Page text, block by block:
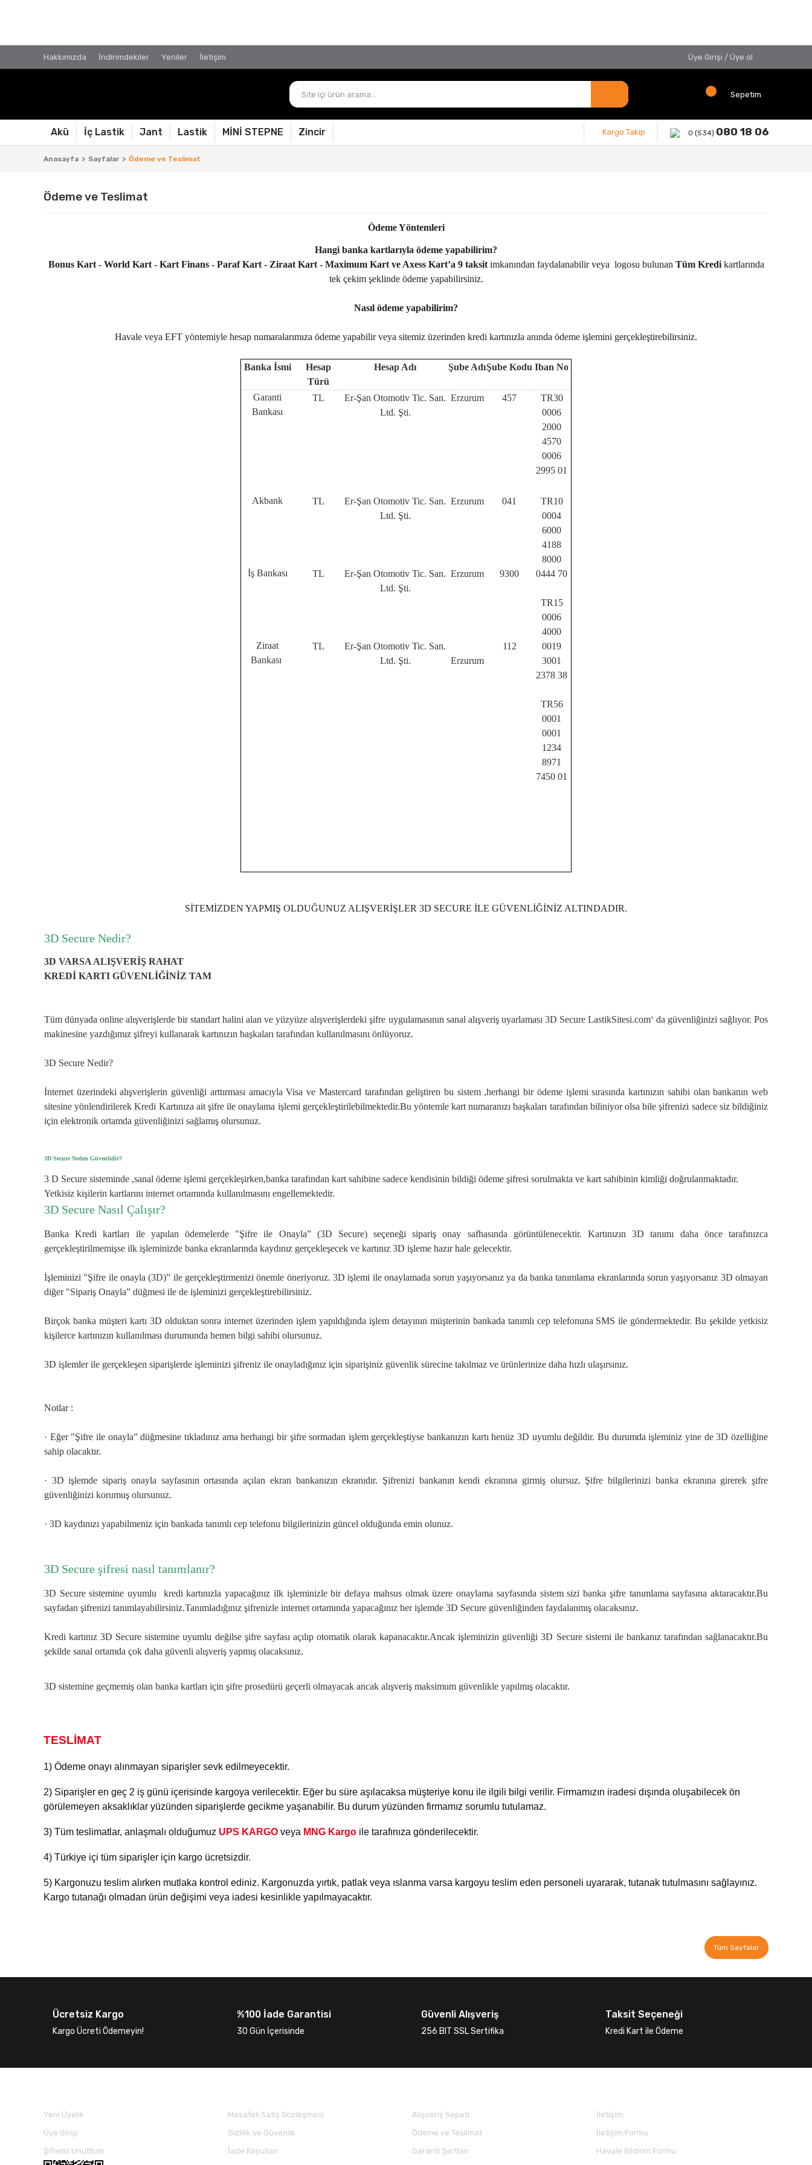
Hakkımızda İndirimdekiler Yeniler İletişim Üye Girişi / Üye ol
Sepetim
Akü İç Lastik Jant Lastik MİNİ STEPNE Zincir Kargo Takip 0 (534) 080 18 06
Anasayfa Sayfalar Ödeme ve Teslimat
Ödeme ve Teslimat
Ödeme Yöntemleri
Hangi banka kartlarıyla ödeme yapabilirim?
Bonus Kart - World Kart - Kart Finans - Paraf Kart - Ziraat Kart - Maximum Kart ve Axess Kart’a 9 taksitimkanından faydalanabilir veya logosu bulunan Tüm Kredikartlarında
tek çekim şeklinde ödeme yapabilirsiniz.
Nasıl ödeme yapabilirim?
Havale veya EFT yöntemiyle hesap numaralarımıza ödeme yapabilir veya sitemiz üzerinden kredi kartınızla anında ödeme işlemini gerçekleştirebilirsiniz.
Banka İsmi
Hesap
Türü
Hesap Adı Şube AdıŞube Kodu Iban No
Garanti
Bankası
TL
Er-Şan Otomotiv Tic. San.
Ltd. Şti.
Erzurum 457
TR30
0006
2000
4570
0006
2995 01
Akbank
İş Bankası
Ziraat
Bankası
TL
TL
TL
Er-Şan Otomotiv Tic. San.
Ltd. Şti.
Er-Şan Otomotiv Tic. San.
Ltd. Şti.
Er-Şan Otomotiv Tic. San.
Ltd. Şti.
Erzurum
Erzurum
Erzurum
041
9300
112
TR10
0004
6000
4188
8000
0444 70
TR15
0006
4000
0019
3001
2378 38
TR56
0001
0001
1234
8971
7450 01
SİTEMİZDEN YAPMIŞ OLDUĞUNUZ ALIŞVERİŞLER 3D SECURE İLE GÜVENLİĞİNİZ ALTINDADIR.
3D Secure Nedir?
3D VARSA ALIŞVERİŞ RAHAT
KREDİ KARTI GÜVENLİĞİNİZ TAM
Tüm dünyada online alışverişlerde bir standart halini alan ve yüzyüze alışverişlerdeki şifre uygulamasının sanal alışveriş uyarlaması 3D Secure LastikSitesi.com‘ da güvenliğinizi sağlıyor. Pos
makinesine yazdığımız şifreyi kullanarak kartınızın başkaları tarafından kullanılmasını önlüyoruz.
3D Secure Nedir?
İnternet üzerindeki alışverişlerin güvenliği arttırması amacıyla Visa ve Mastercard tarafından geliştiren bu sistem ,herhangi bir ödeme işlemi sırasında kartınızın sahibi olan bankanın web
sitesine yönlendirilerek Kredi Kartınıza ait şifre ile onaylama işlemi gerçekleştirilebilmektedir.Bu yöntemle kart numaranızı başkaları tarafından biliniyor olsa bile şifrenizi sadece siz bildiğiniz
için elektronik ortamda güvenliğinizi sağlamış olursunuz.
3D Secure Neden Güvenlidir?
3 D Secure sisteminde ,sanal ödeme işlemi gerçekleşirken,banka tarafından kart sahibine sadece kendisinin bildiği ödeme şifresi sorulmakta ve kart sahibinin kimliği doğrulanmaktadır.
Yetkisiz kişilerin kartlarını internet ortamında kullanılmasını engellemektedir.
3D Secure Nasıl Çalışır?
Banka Kredi kartları ile yapılan ödemelerde "Şifre ile Onayla” (3D Secure) seçeneği sipariş onay safhasında görüntülenecektir. Kartınızın 3D tanımı daha önce tarafınızca
gerçekleştirilmemişse ilk işleminizde banka ekranlarında kaydınız gerçekleşecek ve kartınız 3D işleme hazır hale gelecektir.
İşleminizi "Şifre ile onayla (3D)” ile gerçekleştirmenizi önemle öneriyoruz. 3D işlemi ile onaylamada sorun yaşıyorsanız ya da banka tanımlama ekranlarında sorun yaşıyorsanız 3D olmayan
diğer "Sipariş Onayla” düğmesi ile de işleminizi gerçekleştirebilirsiniz.
Birçok banka müşteri kartı 3D olduktan sonra internet üzerinden işlem yapıldığında işlem detayının müşterinin bankada tanımlı cep telefonuna SMS ile göndermektedir. Bu şekilde yetkisiz
kişilerce kartınızın kullanılması durumunda hemen bilgi sahibi olursunuz.
3D işlemler ile gerçekleşen siparişlerde işleminizi şifreniz ile onayladığınız için siparişiniz güvenlik sürecine takılmaz ve ürünlerinize daha hızlı ulaşırsınız.
Notlar :
· Eğer "Şifre ile onayla” düğmesine tıkladınız ama herhangi bir şifre sormadan işlem gerçekleştiyse bankanızın kartı henüz 3D uyumlu değildir. Bu durumda işleminiz yine de 3D özelliğine
sahip olacaktır.
· 3D işlemde sipariş onayla sayfasının ortasında açılan ekran bankanızın ekranıdır. Şifrenizi bankanın kendi ekranına girmiş olursuz. Şifre bilgilerinizi banka ekranına girerek şifre
güvenliğinizi korumuş olursunuz.
· 3D kaydınızı yapabilmeniz için bankada tanımlı cep telefonu bilgilerinizin güncel olduğunda emin olunuz.
3D Secure şifresi nasıl tanımlanır?
3D Secure sistemine uyumlu kredi kartınızla yapacağınız ilk işleminizle bir defaya mahsus olmak üzere onaylama sayfasında sistem sizi banka şifre tanımlama sayfasına aktaracaktır.Bu
sayfadan şifrenizi tanımlayabilirsiniz.Tanımladığınız şifrenizle internet ortamında yapacağınız her işlemde 3D Secure güvenliğinden faydalanmış olacaksınız.
Kredi kartınız 3D Secure sistemine uyumlu değilse şifre sayfası açılıp otomatik olarak kapanacaktır.Ancak işleminizin güvenliği 3D Secure sistemi ile bankanız tarafından sağlanacaktır.Bu
şekilde sanal ortamda çok daha güvenli alışveriş yapmış olacaksınız.
3D sistemine geçmemiş olan banka kartları için şifre prosedürü geçerli olmayacak ancak alışveriş maksimum güvenlikle yapılmış olacaktır.
TESLİMAT
1) Ödeme onayı alınmayan siparişler sevk edilmeyecektir.
2) Siparişler en geç 2 iş günü içerisinde kargoya verilecektir. Eğer bu süre aşılacaksa müşteriye konu ile ilgili bilgi verilir. Firmamızın iradesi dışında oluşabilecek ön
görülemeyen aksaklıklar yüzünden siparişlerde gecikme yaşanabilir. Bu durum yüzünden firmamız sorumlu tutulamaz.
3) Tüm teslimatlar, anlaşmalı olduğumuz UPS KARGO veya MNG Kargo ile tarafınıza gönderilecektir.
4) Türkiye içi tüm siparişler için kargo ücretsizdir.
5) Kargonuzu teslim alırken mutlaka kontrol ediniz. Kargonuzda yırtık, patlak veya ıslanma varsa kargoyu teslim eden personeli uyararak, tutanak tutulmasını sağlayınız.
Kargo tutanağı olmadan ürün değişimi veya iadesi kesinlikle yapılmayacaktır.
Tüm Sayfalar
Ücretsiz Kargo
Kargo Ücreti Ödemeyin!
%100 İade Garantisi
30 Gün İçerisinde
Güvenli Alışveriş
256 BIT SSL Sertifika
Taksit Seçeneği
Kredi Kart ile Ödeme
Yeni Üyelik
Üye Girişi
Şifremi Unuttum
Mesafeli Satış Sözleşmesi
Gizlilik ve Güvenlik
İade Koşulları
Alışveriş Sepeti
Ödeme ve Teslimat
Garanti Şartları
İletişim
İletişim Formu
Havale Bildirim Formu